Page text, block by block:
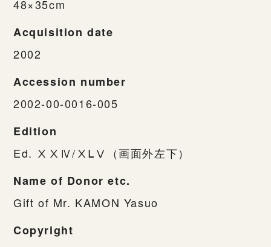
48×35cm
Acquisition date
2002
Accession number
2002-00-0016-005
Edition
Ed. ⅩⅩⅣ/ⅩⅬⅤ（画面外左下）
Name of Donor etc.
Gift of Mr. KAMON Yasuo
Copyright